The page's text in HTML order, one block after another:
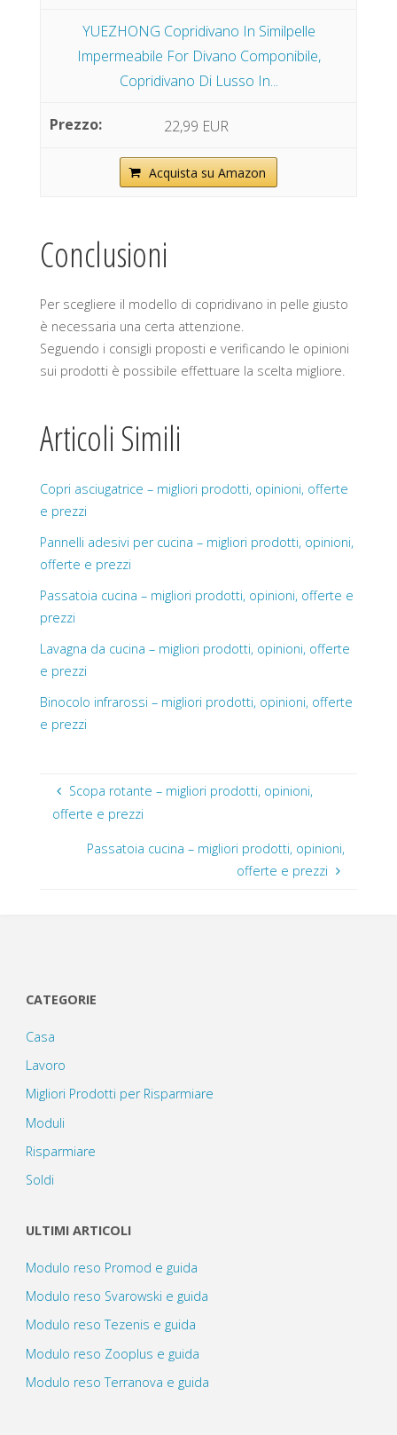
YUEZHONG Copridivano In Similpelle
Impermeabile For Divano Componibile,
Copridivano Di Lusso In...
22,99 EUR
Acquista su Amazon
Conclusioni
Per scegliere il modello di copridivano in pelle giusto
è necessaria una certa attenzione.
Seguendo i consigli proposti e verificando le opinioni
sui prodotti è possibile effettuare la scelta migliore.
Articoli Simili
Copri asciugatrice – migliori prodotti, opinioni, offerte
e prezzi
Pannelli adesivi per cucina – migliori prodotti, opinioni,
offerte e prezzi
Passatoia cucina – migliori prodotti, opinioni, offerte e
prezzi
Lavagna da cucina – migliori prodotti, opinioni, offerte
e prezzi
Binocolo infrarossi – migliori prodotti, opinioni, offerte
e prezzi
Scopa rotante – migliori prodotti, opinioni,
offerte e prezzi
Passatoia cucina – migliori prodotti, opinioni,
offerte e prezzi
CATEGORIE
Casa
Lavoro
Migliori Prodotti per Risparmiare
Moduli
Risparmiare
Soldi
ULTIMI ARTICOLI
Modulo reso Promod e guida
Modulo reso Svarowski e guida
Modulo reso Tezenis e guida
Modulo reso Zooplus e guida
Modulo reso Terranova e guida